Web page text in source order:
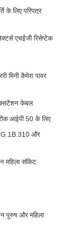
के लिए परिपत्र
एचईजी रिसेप्टेक
मिनी कैमेरा पावर
केबल
आईपी 50 के लिए
और
महिला सॉकेट
पुरुष और महिला